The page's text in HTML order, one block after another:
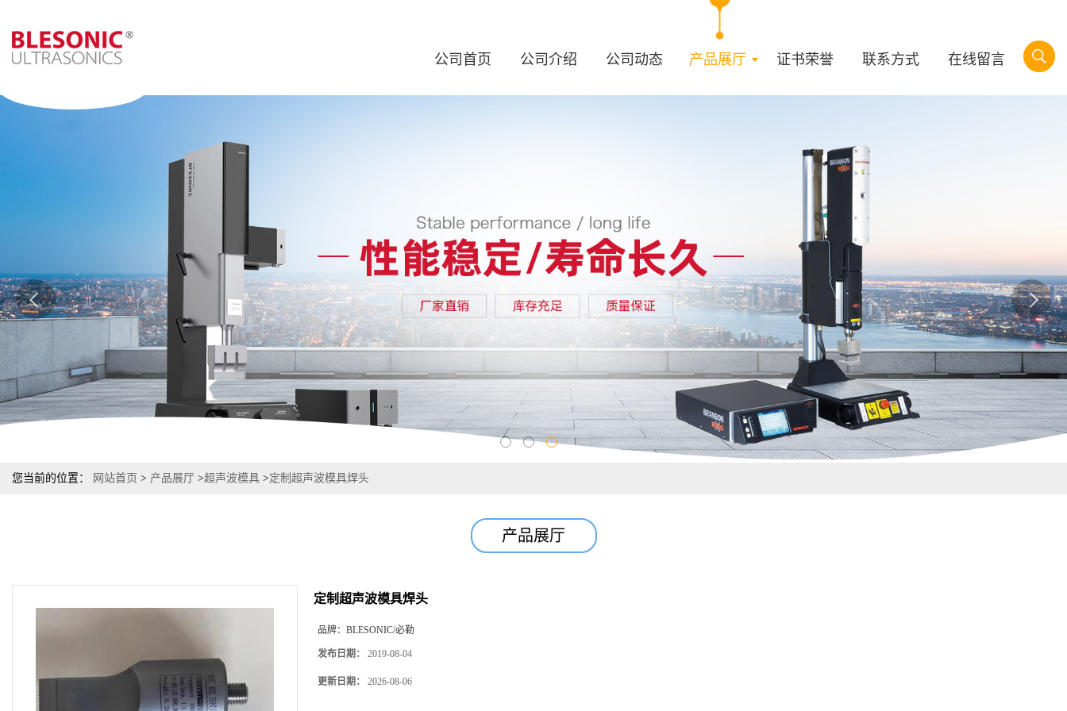
公司首页 公司介绍 公司动态 产品展厅 证书荣誉 联系方式 在线留言
您当前的位置： 网站首页 > 产品展厅 >超声波模具 >定制超声波模具焊头
产品展厅
定制超声波模具焊头
品牌： BLESONIC/必勒
发布日期： 2019-08-04
更新日期： 2026-08-06